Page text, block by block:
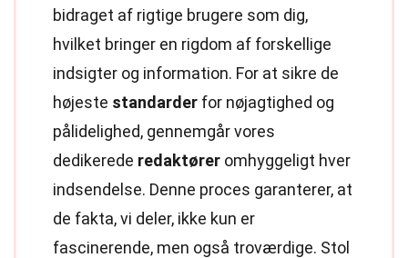
bidraget af rigtige brugere som dig,
hvilket bringer en rigdom af forskellige
indsigter og information. For at sikre de
højeste standarder for nøjagtighed og
pålidelighed, gennemgår vores
dedikerede redaktører omhyggeligt hver
indsendelse. Denne proces garanterer, at
de fakta, vi deler, ikke kun er
fascinerende, men også troværdige. Stol